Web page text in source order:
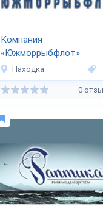
Компания
«Южморрыбфлот»
Находка
0